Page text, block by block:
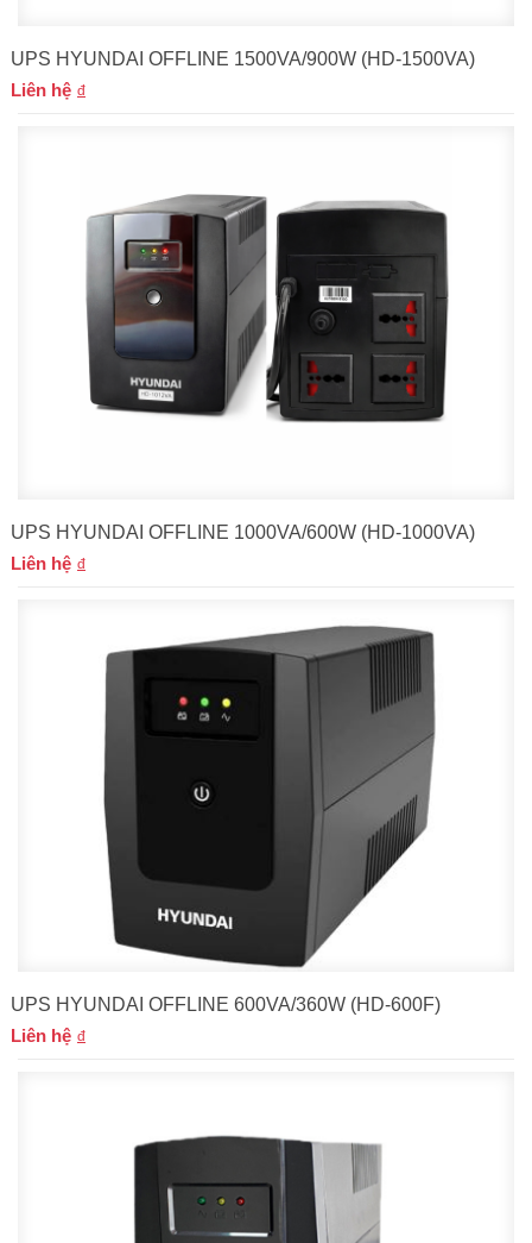
UPS HYUNDAI OFFLINE 1500VA/900W (HD-1500VA)
Liên hệ
UPS HYUNDAI OFFLINE 1000VA/600W (HD-1000VA)
Liên hệ
UPS HYUNDAI OFFLINE 600VA/360W (HD-600F)
Liên hệ